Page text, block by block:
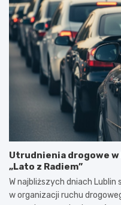
Utrudnienia drogowe
„Lato z Radiem”
W najbliższych dniach
w organizacji ruchu